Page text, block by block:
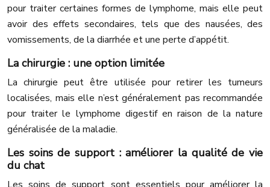
pour traiter certaines formes de lymphome, mais elle peut
avoir des effets secondaires, tels que des nausées, des
vomissements, de la diarrhée et une perte d’appétit.
La chirurgie : une option limitée
La chirurgie peut être utilisée pour retirer les tumeurs
localisées, mais elle n’est généralement pas recommandée
pour traiter le lymphome digestif en raison de la nature
généralisée de la maladie.
Les soins de support : améliorer la qualité de vie
du chat